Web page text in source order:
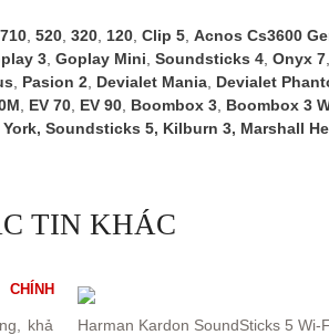
710 520 320 120 Clip 5 Acnos Cs3600
3 Goplay Mini Soundsticks 4 Onyx 7
Pasion 2 Devialet Mania Devialet
EV 70 EV 90 Boombox 3 Boombox 3
York, Soundsticks 5, Kilburn 3, Marshall
TIN KHÁC
khả
Harman Kardon SoundSticks 5